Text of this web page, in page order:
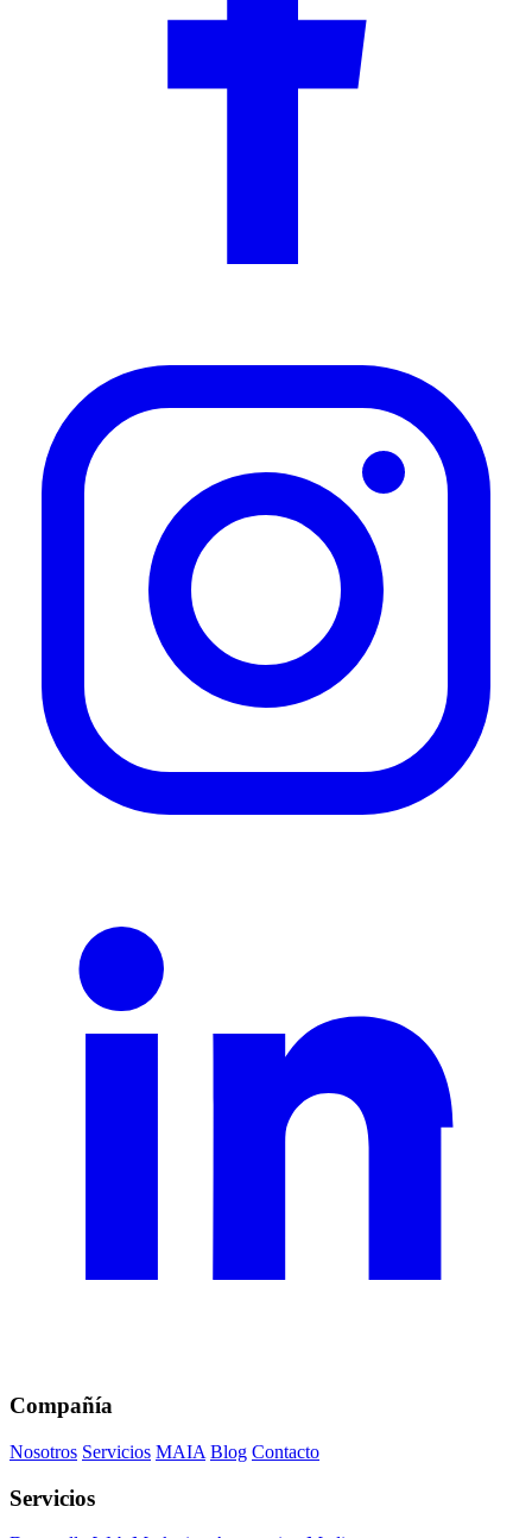
Compañía
Nosotros Servicios MAIA Blog Contacto
Servicios